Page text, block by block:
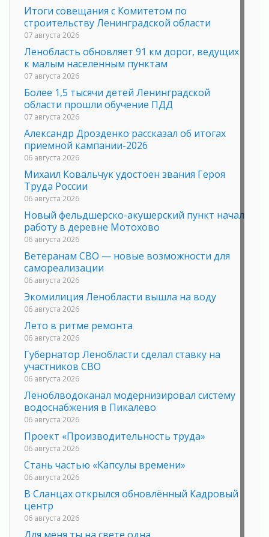
Итоги совещания с Комитетом по
строительству Ленинградской области
07 августа 2026
Ленобласть обновляет 91 км дорог, ведущих
к малым населенным пунктам
07 августа 2026
Более 1,5 тысячи детей Ленинградской
области прошли обучение ПДД
07 августа 2026
Александр Дрозденко рассказал об итогах
приемной кампании-2026
06 августа 2026
Михаил Ковальчук удостоен звания Героя
Труда России
06 августа 2026
Новый фельдшерско-акушерский пункт начал
работу в деревне Мотохово
06 августа 2026
Ветеранам СВО — новые возможности для
самореализации
06 августа 2026
Экомилиция Ленобласти вышла на воду
06 августа 2026
Лето в ритме ремонта
06 августа 2026
Губернатор Ленобласти сделал ставку на
участников СВО
06 августа 2026
Леноблводоканал модернизировал систему
водоснабжения в Пикалево
06 августа 2026
Проект «Производительность труда»
06 августа 2026
Стань частью «Капсулы времени»
06 августа 2026
В Сланцах открылся обновлённый Кадровый
центр
06 августа 2026